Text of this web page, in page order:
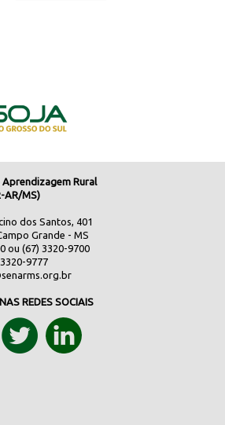
Rural
AR/MS)
dos Santos, 401
Grande - MS
ou (67) 3320-9700
9777
REDES SOCIAIS